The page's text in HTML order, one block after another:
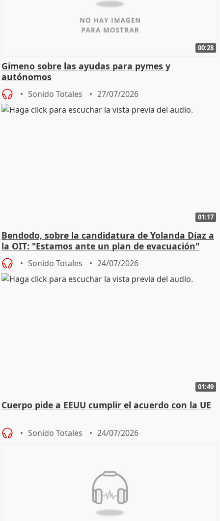
00:28
Gimeno sobre las ayudas para pymes y
autónomos
Sonido Totales 27/07/2026
01:17
Bendodo, sobre la candidatura de Yolanda Díaz a
la OIT: "Estamos ante un plan de evacuación"
Sonido Totales 24/07/2026
01:49
Cuerpo pide a EEUU cumplir el acuerdo con la UE
Sonido Totales 24/07/2026